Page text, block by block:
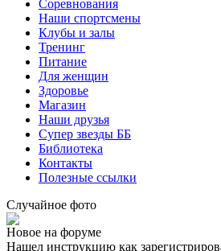
Соревнования
Наши спортсмены
Клубы и залы
Тренинг
Питание
Для женщин
Здоровье
Магазин
Наши друзья
Супер звезды ББ
Библиотека
Контакты
Полезные ссылки
Случайное фото
Новое на форуме
Нашел инструкцию как